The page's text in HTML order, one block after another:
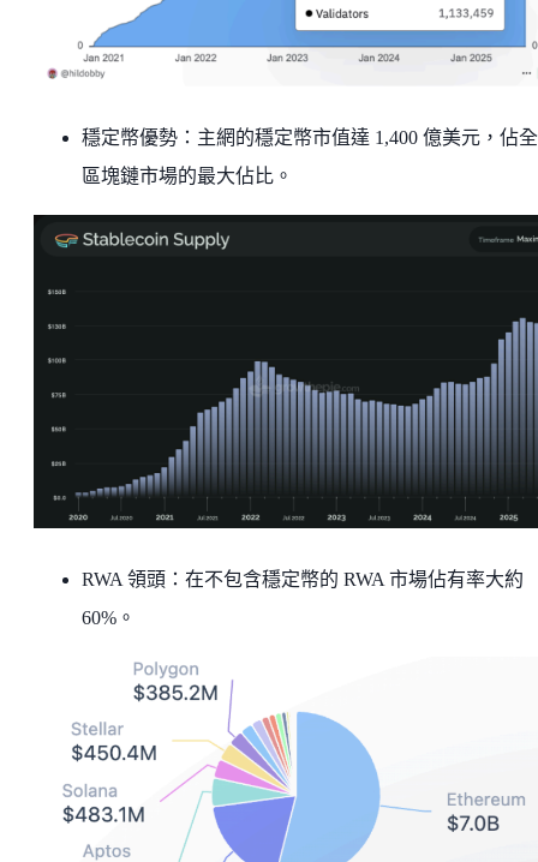
穩定幣優勢：主網的穩定幣市值達 1,400 億美元，佔
區塊鏈市場的最大佔比。
RWA 領頭：在不包含穩定幣的 RWA 市場佔有率大約
60%。